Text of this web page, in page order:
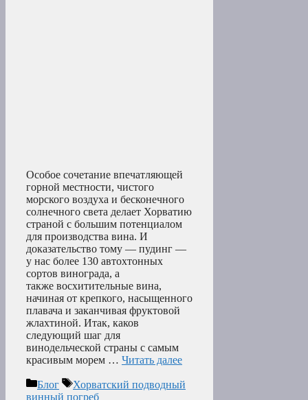
Особое сочетание впечатляющей
горной местности, чистого
морского воздуха и бесконечного
солнечного света делает Хорватию
страной с большим потенциалом
для производства вина. И
доказательство тому — пудинг —
у нас более 130 автохтонных
сортов винограда, а
также восхитительные вина,
начиная от крепкого, насыщенного
плавача и заканчивая фруктовой
жлахтиной. Итак, каков
следующий шаг для
винодельческой страны с самым
красивым морем … Читать далее
Рубрики
Блог Метки
Хорватский подводный
винный погреб